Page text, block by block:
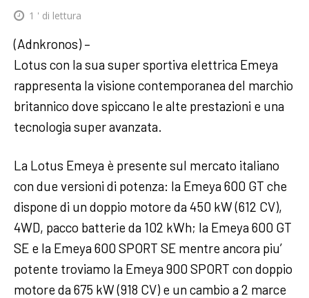
1 ' di lettura
(Adnkronos) –
Lotus con la sua super sportiva elettrica Emeya
rappresenta la visione contemporanea del marchio
britannico dove spiccano le alte prestazioni e una
tecnologia super avanzata.
La Lotus Emeya è presente sul mercato italiano
con due versioni di potenza: la Emeya 600 GT che
dispone di un doppio motore da 450 kW (612 CV),
4WD, pacco batterie da 102 kWh; la Emeya 600 GT
SE e la Emeya 600 SPORT SE mentre ancora piu’
potente troviamo la Emeya 900 SPORT con doppio
motore da 675 kW (918 CV) e un cambio a 2 marce